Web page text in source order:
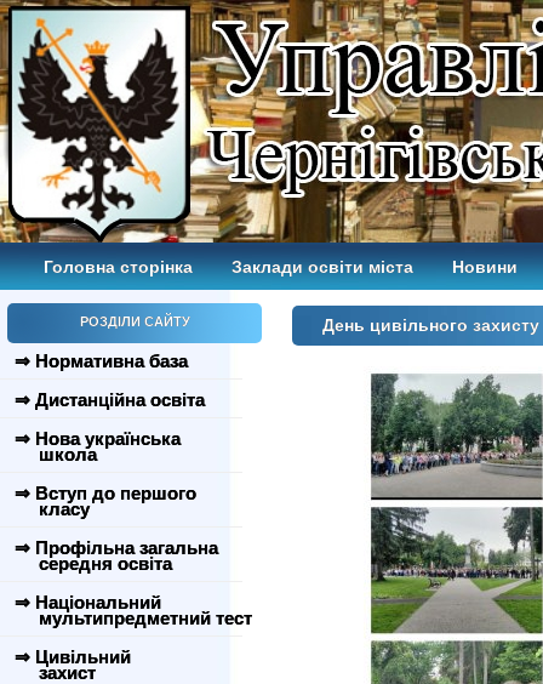
Головна сторінка Заклади освіти міста Новини
РОЗДІЛИ САЙТУ
⇒ Нормативна база
⇒ Дистанційна освіта
⇒ Нова українська
школа
⇒ Вступ до першого
класу
⇒ Профільна загальна
середня освіта
⇒ Національний
мультипредметний тест
⇒ Цивільний
захист
День цивільного